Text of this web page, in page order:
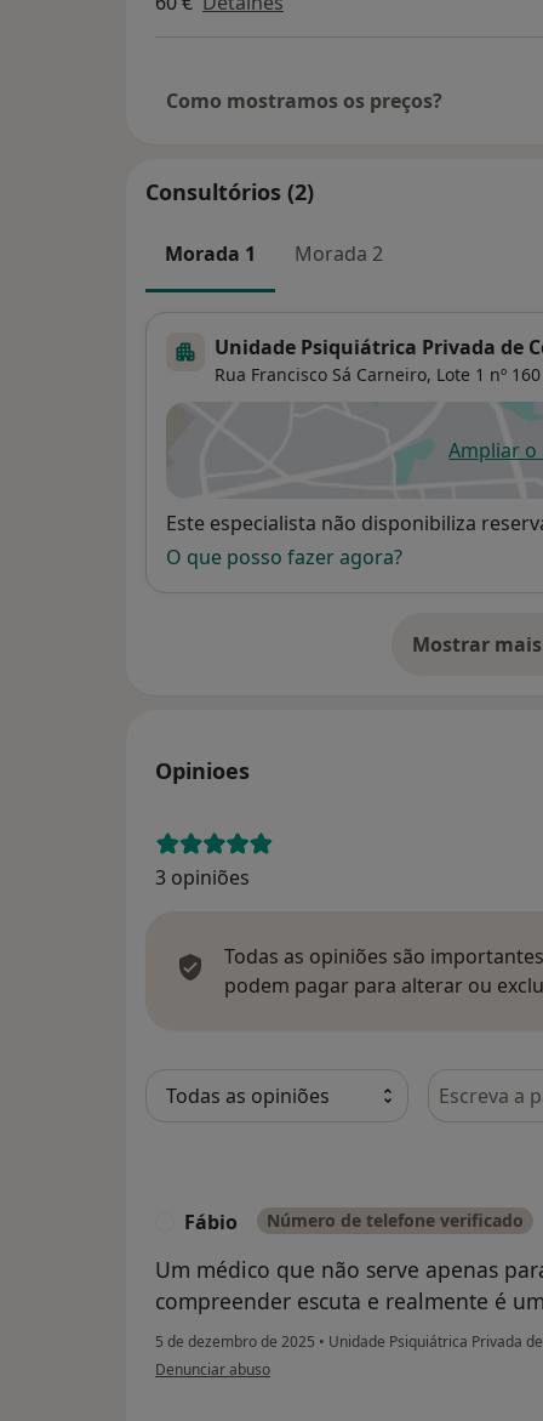
Como mostramos os preços?
Consultórios (2)
Morada 1 Morada 2
Unidade Psiquiátrica Privada de
Rua Francisco Sá Carneiro, Lote 1 nº
Ampliar o
Disponibilidade
Este especialista não disponibiliza
O que posso fazer agora?
Mostrar
Opinioes
3 opiniões
Todas as opiniões são
podem pagar para alterar ou
Pesquisar
Fábio Número de telefone verificado
Um médico que não serve apenas
compreender escuta e realmente é
5 de dezembro de 2025 • Unidade Psiquiátrica Privada
na opinião do utilizador Fábio
Denunciar abuso